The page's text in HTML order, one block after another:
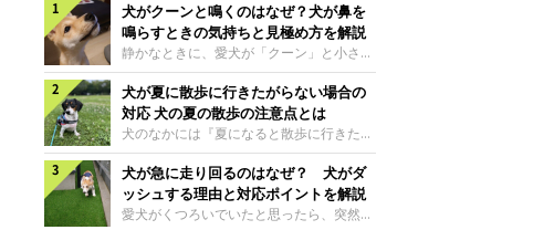
犬がクーンと鳴くのはなぜ？犬が鼻を
鳴らすときの気持ちと見極め方を解説
静かなときに、愛犬が「クーン」と小さく
鳴いたり、鼻を鳴らすような音を出したり
することはありませんか？ 大きく吠える
わけではない分、「不安なの？それとも何
かお願いしているの？」と気になる飼い主
さんもいるかもしれません。今回は、犬が
クーンと鳴く理由や鼻鳴らしの背景、見極
め方と対応のポイントなどについて、いぬ
のきもち獣医師相談室の原 駿太朗先生に
犬が夏に散歩に行きたがらない場合の
対応 犬の夏の散歩の注意点とは
犬のなかには『夏になると散歩に行きたが
らない、歩かなくなる』『暑い季節は散歩
の気配を察すると涼しい部屋から出ようと
しない』など散歩に行きたがらないコもい
るようです。愛犬の運動をさせてあげたい
犬が急に走り回るのはなぜ？ 犬がダ
ッシュする理由と対応ポイントを解説
愛犬がくつろいでいたと思ったら、突然部